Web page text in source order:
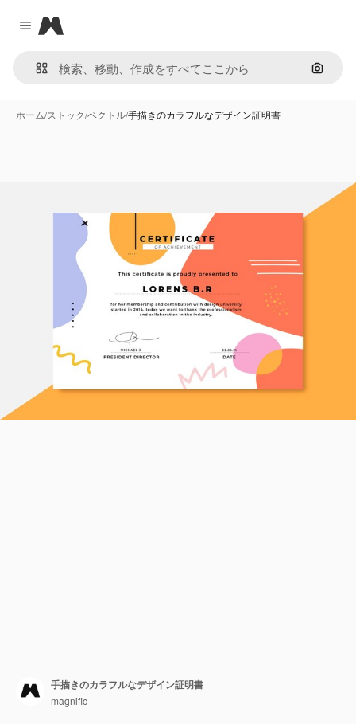
Close menu
Magnific
画像で
ホーム/ストック/ベクトル/手描きのカラフルなデザイン証明書
手描きのカラフルなデザイン証明書
magnific